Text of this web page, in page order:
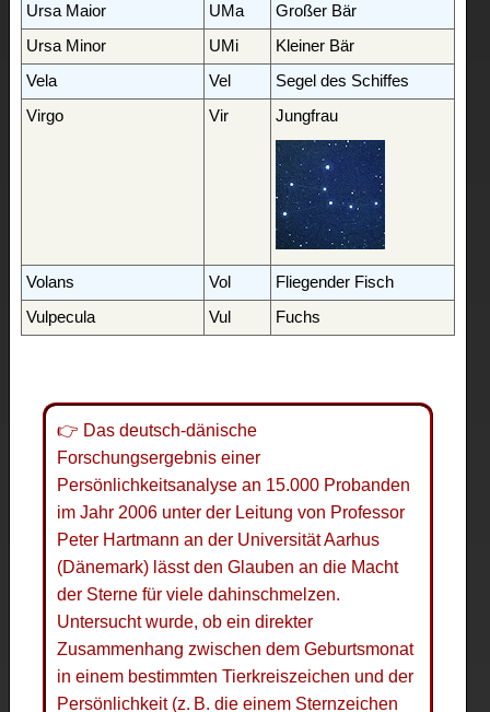
Ursa Maior
UMa
Großer Bär
Ursa Minor
UMi
Kleiner Bär
Vela
Vel
Segel des Schiffes
Virgo
Vir Jungfrau
Volans Vol
Fliegender Fisch
Vulpecula
Vul Fuchs
👉 Das deutsch-dänische
Forschungsergebnis einer
Persönlichkeitsanalyse an 15.000 Probanden
im Jahr 2006 unter der Leitung von Professor
Peter Hartmann an der Universität Aarhus
(Dänemark) lässt den Glauben an die Macht
der Sterne für viele dahinschmelzen.
Untersucht wurde, ob ein direkter
Zusammenhang zwischen dem Geburtsmonat
in einem bestimmten Tierkreiszeichen und der
Persönlichkeit (z. B. die einem Sternzeichen